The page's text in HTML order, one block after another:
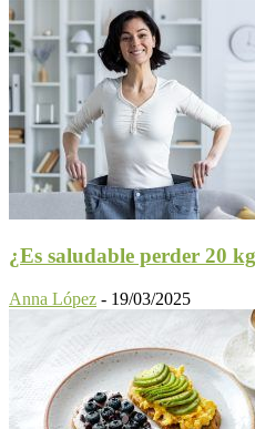
¿Es saludable perder 20
Anna López - 19/03/2025